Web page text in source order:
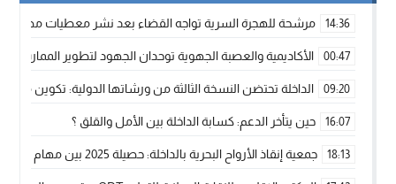
14:36 مرشحة للهجرة السرية تواجه القضاء بعد نشر معطيات مضللة
00:47 الأكاديمية والعصبة الجهوية توحدان الجهود لتطوير الممارسة
09:20 الداخلة تحتضن النسخة الثالثة من ورشاتها الدولية: تكوين
16:07 حين يتأخر الدعم: كسابة الداخلة بين الأمل والقلق ؟
18:13 جمعية إنقاذ الأرواح البحرية بالداخلة: حصيلة 2025 بين مهام الإنقاذ ومشروع “دار البحار”